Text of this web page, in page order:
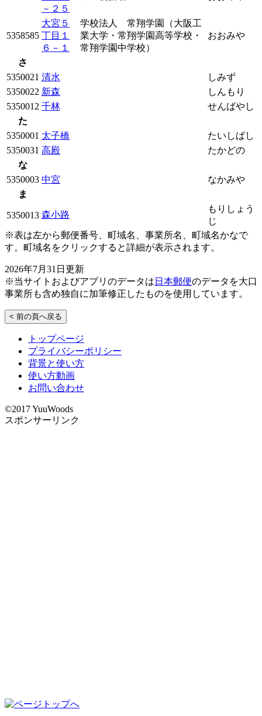
－２５
5358585
大宮５
丁目１
６－１
学校法人 常翔学園（大阪工
業大学・常翔学園高等学校・
常翔学園中学校）
おおみや
さ
5350021 清水
しみず
5350022 新森
しんもり
5350012 千林
せんばやし
た
5350001 太子橋
たいしばし
5350031 高殿
たかどの
な
5350003 中宮
なかみや
ま
5350013 森小路
もりしょう
じ
※表は左から郵便番号、町域名、事業所名、町域名かなで
す。町域名をクリックすると詳細が表示されます。
2026年7月31日更新
※当サイトおよびアプリのデータは 日本郵便のデータを大口
事業所も含め独自に加筆修正したものを使用しています。
< 前の頁へ戻る
トップページ
プライバシーポリシー
背景と使い方
使い方動画
お問い合わせ
©2017 YuuWoods
スポンサーリンク